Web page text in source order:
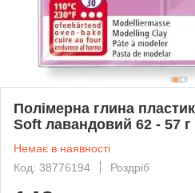
Полімерна глина
Soft лавандовий 62 - 57 г
Немає в наявності
Код: 38776194
Роздріб